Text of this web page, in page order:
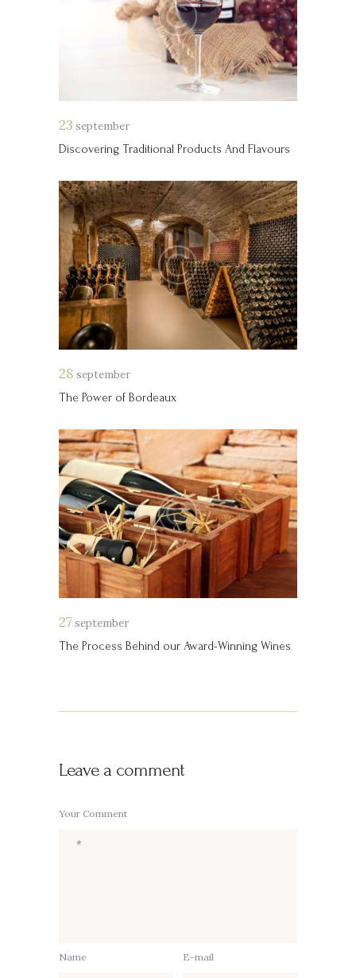
23 september
Discovering Traditional Products And Flavours
28 september
The Power of Bordeaux
27september
The Process Behind our Award-Winning Wines
Leave a comment
Your Comment
Name E-mail